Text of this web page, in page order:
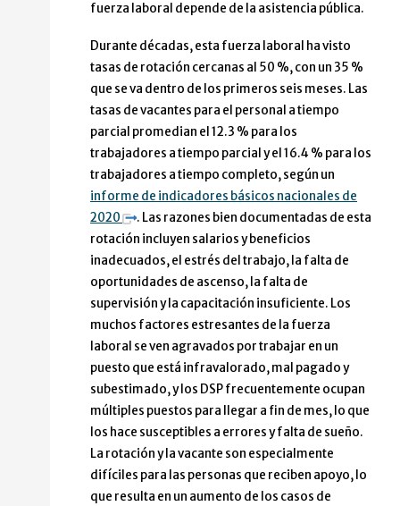
fuerza laboral depende de la asistencia pública.
Durante décadas, esta fuerza laboral ha visto
tasas de rotación cercanas al 50 %, con un 35 %
que se va dentro de los primeros seis meses. Las
tasas de vacantes para el personal a tiempo
parcial promedian el 12.3 % para los
trabajadores a tiempo parcial y el 16.4 % para los
trabajadores a tiempo completo, según un
informe de indicadores básicos nacionales de
2020
. Las razones bien documentadas de esta
rotación incluyen salarios y beneficios
inadecuados, el estrés del trabajo, la falta de
oportunidades de ascenso, la falta de
supervisión y la capacitación insuficiente. Los
muchos factores estresantes de la fuerza
laboral se ven agravados por trabajar en un
puesto que está infravalorado, mal pagado y
subestimado, y los DSP frecuentemente ocupan
múltiples puestos para llegar a fin de mes, lo que
los hace susceptibles a errores y falta de sueño.
La rotación y la vacante son especialmente
difíciles para las personas que reciben apoyo, lo
que resulta en un aumento de los casos de